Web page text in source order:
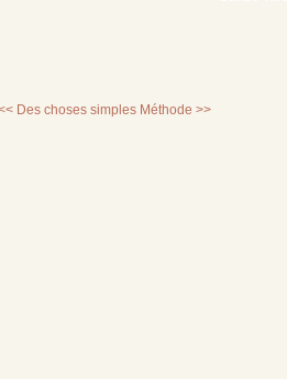
Des choses simples Méthode >>